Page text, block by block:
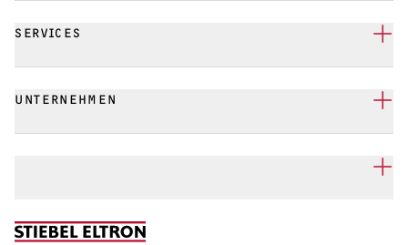
SERVICES
UNTERNEHMEN